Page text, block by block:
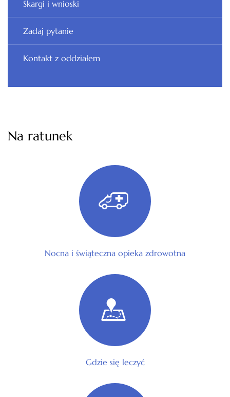
Skargi i wnioski
Zadaj pytanie
Kontakt z oddziałem
Na ratunek
Nocna i świąteczna opieka zdrowotna
Gdzie się leczyć